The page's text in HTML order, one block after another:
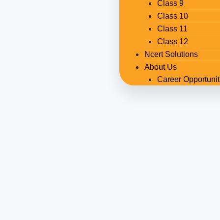
Class 9
Class 10
Class 11
Class 12
Ncert Solutions
About Us
Career